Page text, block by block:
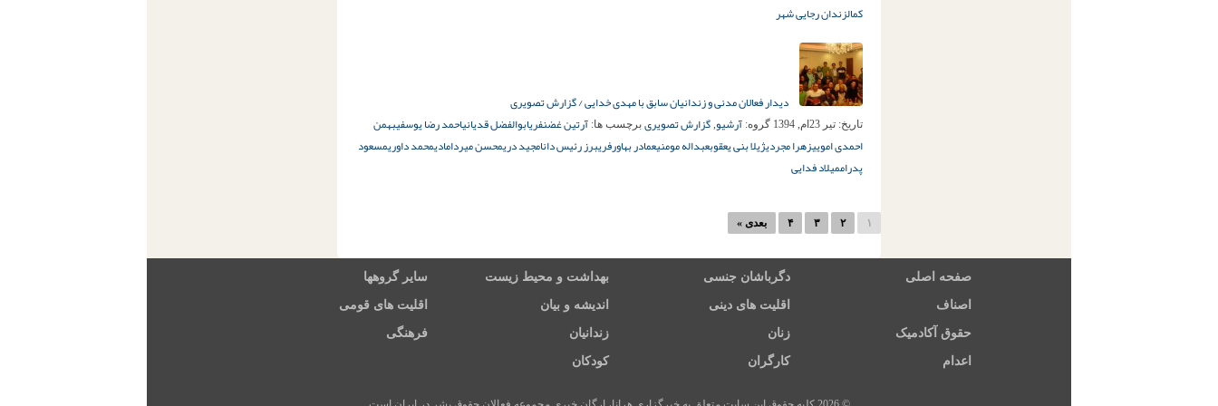
کمالزندان رجایی شهر
دیدار فعالان مدنی و زندانیان سابق با مهدی خدایی / گزارش تصویری
تاریخ: تیر 23ام, 1394 گروه: آرشیو, گزارش تصویری برچسب ها: آرتین غضنفریابوالفضل قدیانیاحمد رضا یوسفیبهمن
احمدی اموییزهرا مجردیژیلا بنی یعقوبعبداله مومنیعمادر بهاورفریبرز رئیس دانامجید دریمحسن میردامادیمحمد داوریمسعود
پدراممیلاد فدایی
۱ ۲ ۳ ۴ بعدی »
صفحه اصلی دگرباشان جنسی بهداشت و محیط زیست سایر گروهها
اصناف اقلیت های دینی اندیشه و بیان اقلیت های قومی
حقوق آکادمیک زنان زندانیان فرهنگی
اعدام کارگران کودکان